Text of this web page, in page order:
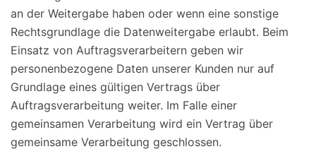
an der Weitergabe haben oder wenn eine sonstige
Rechtsgrundlage die Datenweitergabe erlaubt. Beim
Einsatz von Auftragsverarbeitern geben wir
personenbezogene Daten unserer Kunden nur auf
Grundlage eines gültigen Vertrags über
Auftragsverarbeitung weiter. Im Falle einer
gemeinsamen Verarbeitung wird ein Vertrag über
gemeinsame Verarbeitung geschlossen.